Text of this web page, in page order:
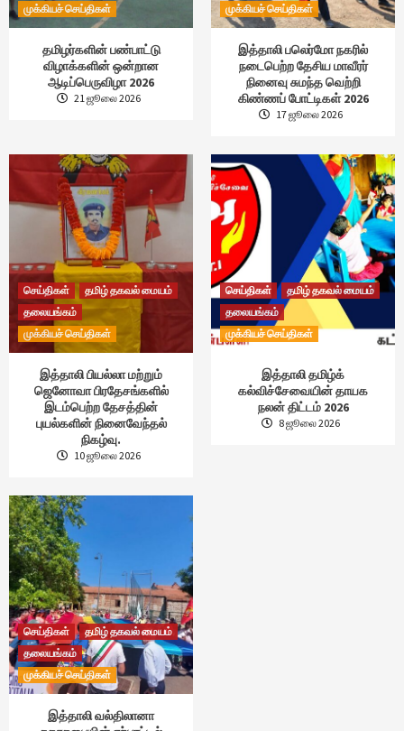
முக்கியச் செய்திகள்
தமிழர்களின் பண்பாட்டு
விழாக்களின் ஒன்றான
ஆடிப்பெருவிழா 2026
21 ஜூலை 2026
முக்கியச் செய்திகள்
இத்தாலி பலெர்மோ நகரில்
நடைபெற்ற தேசிய மாவீரர்
நினைவு சுமந்த வெற்றி
கிண்ணப் போட்டிகள் 2026
17 ஜூலை 2026
செய்திகள்
தமிழ் தகவல் மையம்
தலையங்கம்
முக்கியச் செய்திகள்
இத்தாலி பியல்லா மற்றும்
ஜெனோவா பிரதேசங்களில்
இடம்பெற்ற தேசத்தின்
புயல்களின் நினைவேந்தல்
நிகழ்வு.
10 ஜூலை 2026
செய்திகள்
தமிழ் தகவல் மையம்
தலையங்கம்
முக்கியச் செய்திகள்
இத்தாலி தமிழ்க்
கல்விச்சேவையின் தாயக
நலன் திட்டம் 2026
8 ஜூலை 2026
செய்திகள்
தமிழ் தகவல் மையம்
தலையங்கம்
முக்கியச் செய்திகள்
இத்தாலி வல்திலானா